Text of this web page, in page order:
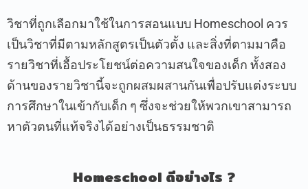
วิชาที่ถูกเลือกมาใช้ในการสอนแบบ Homeschool ควร
เป็นวิชาที่มีตามหลักสูตรเป็นตัวตั้ง และสิ่งที่ตามมาคือ
รายวิชาที่เอื้อประโยชน์ต่อความสนใจของเด็ก ทั้งสอง
ด้านของรายวิชานี้จะถูกผสมผสานกันเพื่อปรับแต่งระบบ
การศึกษาในเข้ากับเด็ก ๆ ซึ่งจะช่วยให้พวกเขาสามารถ
หาตัวตนที่แท้จริงได้อย่างเป็นธรรมชาติ
Homeschool ดีอย่างไร ?